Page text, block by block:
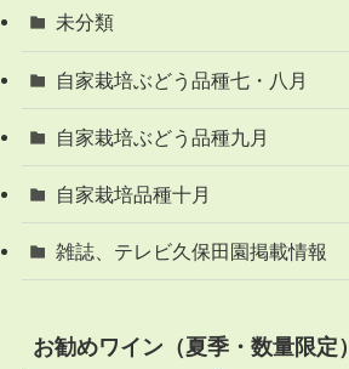
未分類
自家栽培ぶどう品種七・八月
自家栽培ぶどう品種九月
自家栽培品種十月
雑誌、テレビ久保田園掲載情報
お勧めワイン（夏季・数量限定）